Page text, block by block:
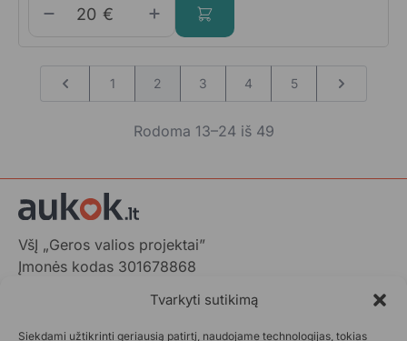
Tvarkyti sutikimą
Siekdami užtikrinti geriausią patirtį, naudojame technologijas, tokias
€
1 2 3 4 5
Rodoma 13–24 iš 49
VšĮ „Geros valios projektai”
Įmonės kodas 301678868
LT-01103 Vilnius, Lietuva